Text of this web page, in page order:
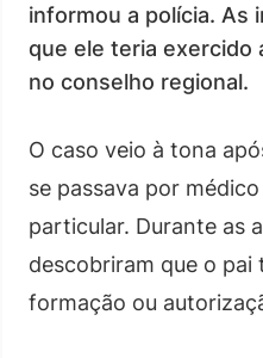
informou a polícia. As
que ele teria exercido
no conselho regional.
O caso veio à tona
se passava por
particular. Durante as
descobriram que o pai
formação ou